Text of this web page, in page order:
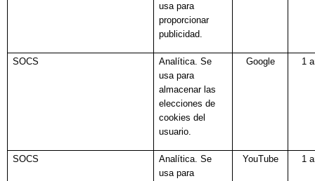
usa para
proporcionar
publicidad.
SOCS
Analítica. Se
usa para
almacenar las
elecciones de
cookies del
usuario.
Google 1
SOCS
Analítica. Se
usa para
YouTube 1